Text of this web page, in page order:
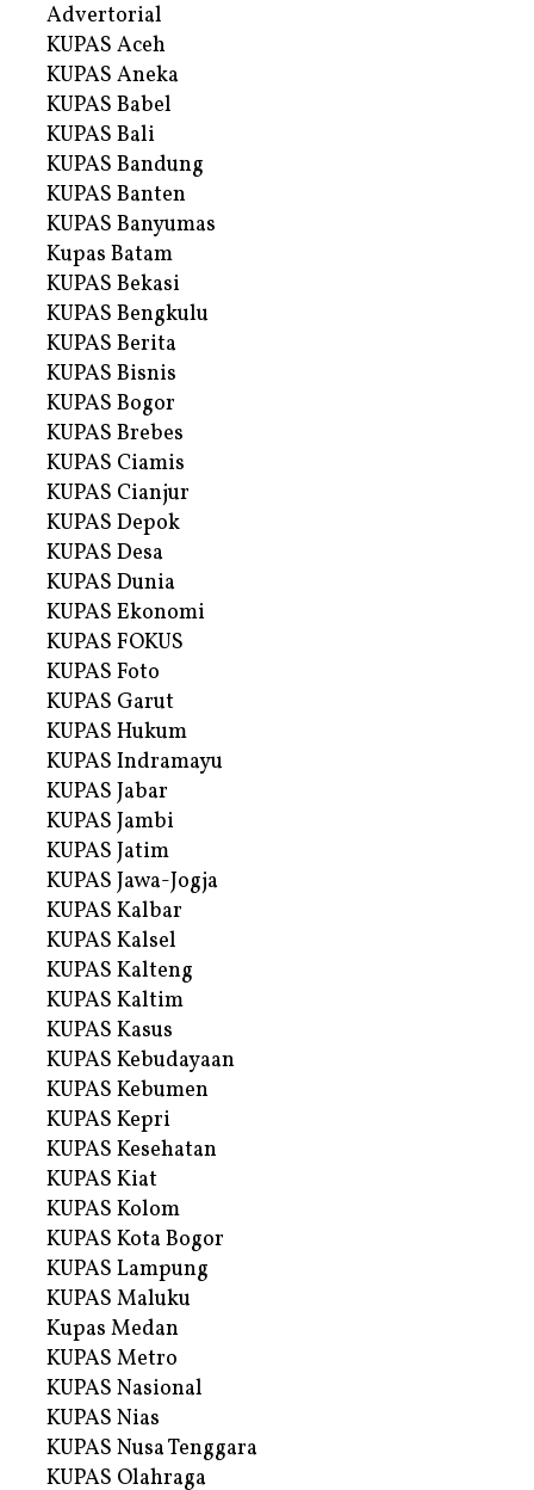
Advertorial
KUPAS Aceh
KUPAS Aneka
KUPAS Babel
KUPAS Bali
KUPAS Bandung
KUPAS Banten
KUPAS Banyumas
Kupas Batam
KUPAS Bekasi
KUPAS Bengkulu
KUPAS Berita
KUPAS Bisnis
KUPAS Bogor
KUPAS Brebes
KUPAS Ciamis
KUPAS Cianjur
KUPAS Depok
KUPAS Desa
KUPAS Dunia
KUPAS Ekonomi
KUPAS FOKUS
KUPAS Foto
KUPAS Garut
KUPAS Hukum
KUPAS Indramayu
KUPAS Jabar
KUPAS Jambi
KUPAS Jatim
KUPAS Jawa-Jogja
KUPAS Kalbar
KUPAS Kalsel
KUPAS Kalteng
KUPAS Kaltim
KUPAS Kasus
KUPAS Kebudayaan
KUPAS Kebumen
KUPAS Kepri
KUPAS Kesehatan
KUPAS Kiat
KUPAS Kolom
KUPAS Kota Bogor
KUPAS Lampung
KUPAS Maluku
Kupas Medan
KUPAS Metro
KUPAS Nasional
KUPAS Nias
KUPAS Nusa Tenggara
KUPAS Olahraga